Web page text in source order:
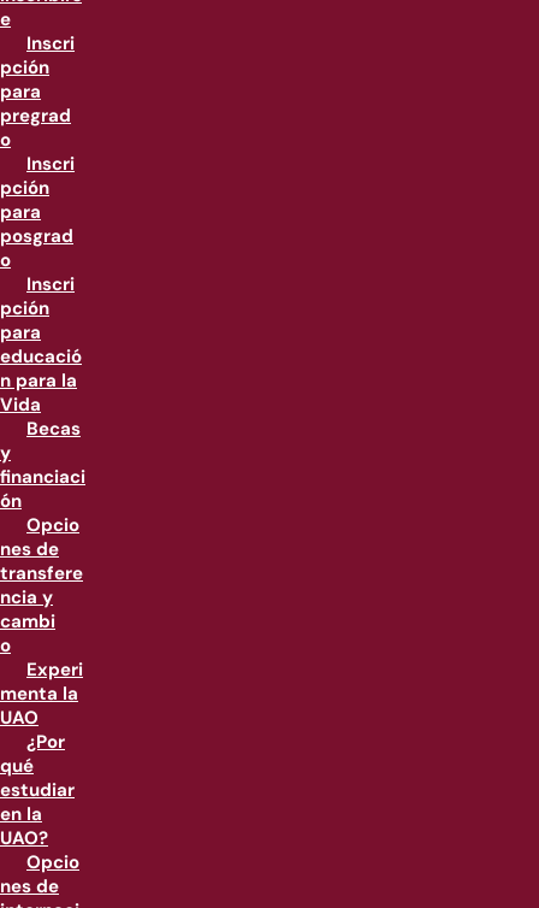
e
Inscri
pción
para
pregrad
o
Inscri
pción
para
posgrad
o
Inscri
pción
para
educació
n para la
Vida
Becas
y
financiaci
ón
Opcio
nes de
transfere
ncia y
cambi
o
Experi
menta la
UAO
¿Por
qué
estudiar
en la
UAO?
Opcio
nes de